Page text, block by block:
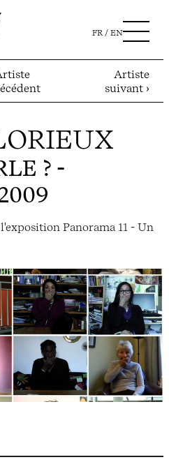
FR EN
Artiste
suivant ›
? -
Panorama 11 - Un